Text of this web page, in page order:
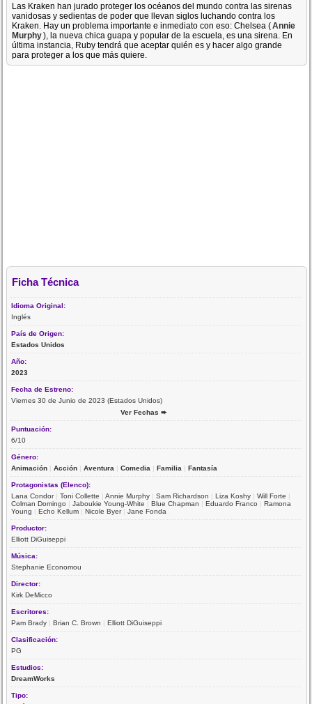
Las Kraken han jurado proteger los océanos del mundo contra las sirenas
vanidosas y sedientas de poder que llevan siglos luchando contra los
Kraken. Hay un problema importante e inmediato con eso: Chelsea (Annie
Murphy), la nueva chica guapa y popular de la escuela, es una sirena. En
última instancia, Ruby tendrá que aceptar quién es y hacer algo grande
para proteger a los que más quiere.
Ficha Técnica
Idioma Original:
Inglés
País de Origen:
Estados Unidos
Año:
2023
Fecha de Estreno:
Viernes 30 de Junio de 2023 (Estados Unidos)
Ver Fechas ➨
Puntuación:
6/10
Género:
Animación |Acción |Aventura |Comedia |Familia |Fantasía
Protagonistas (Elenco):
Lana Condor|Toni Collette |Annie Murphy |Sam Richardson |Liza Koshy |Will Forte |
Colman Domingo |Jaboukie Young-White |Blue Chapman |Eduardo Franco |Ramona
Young |Echo Kellum |Nicole Byer|Jane Fonda
Productor:
Elliott DiGuiseppi
Música:
Stephanie Economou
Director:
Kirk DeMicco
Escritores:
Pam Brady |Brian C. Brown |Elliott DiGuiseppi
Clasificación:
PG
Estudios:
DreamWorks
Tipo: